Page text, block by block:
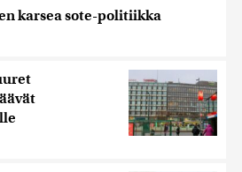
karsea sote-politiikka